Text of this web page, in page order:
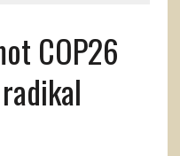
COP26